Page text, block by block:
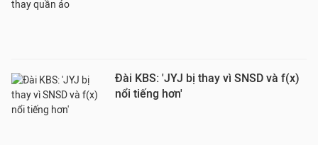
Đài KBS: 'JYJ bị thay vì SNSD và f(x)
nổi tiếng hơn'